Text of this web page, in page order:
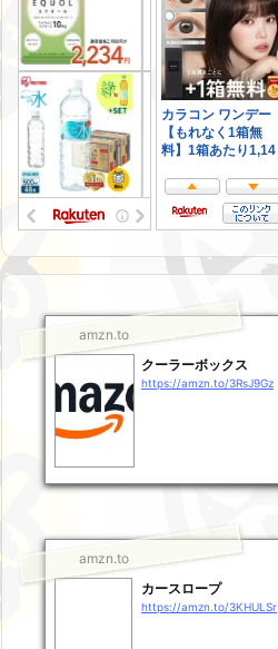
amzn.to
クーラーボックス
https://amzn.to/3RsJ9Gz
amzn.to
カースロープ
https://amzn.to/3KHULSr